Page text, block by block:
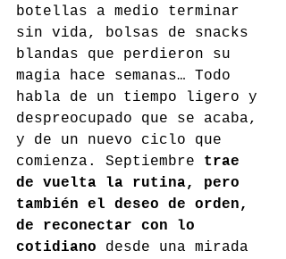
botellas a medio terminar
sin vida, bolsas de snacks
blandas que perdieron su
magia hace semanas… Todo
habla de un tiempo ligero y
despreocupado que se acaba,
y de un nuevo ciclo que
comienza. Septiembre trae
de vuelta la rutina, pero
también el deseo de orden,
de reconectar con lo
cotidiano desde una mirada